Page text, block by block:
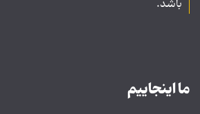
باشد.
ما اینجاییم